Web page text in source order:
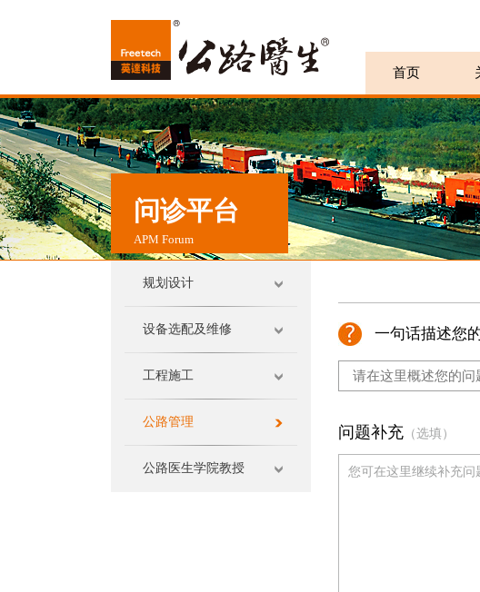
首页
问诊平台
APM Forum
规划设计
设备选配及维修
工程施工
公路管理
公路医生学院教授
一句话描述您
问题补充 （选填）